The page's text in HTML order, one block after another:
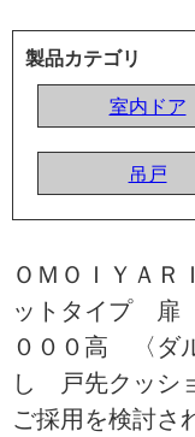
製品カテゴリ
室内ドア
吊戸
ＯＭＯＩＹＡ
ットタイプ
０００高 〈ダ
し 戸先クッシ
ご採用を検討さ